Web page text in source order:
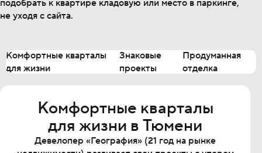
подобрать к квартире кладовую или место в паркинге,
не уходя с сайта.
Комфортные кварталы
для жизни
Знаковые
проекты
Продуманная
отделка
Комфортные кварталы
для жизни в Тюмени
Девелопер «География» (21 год на рынке